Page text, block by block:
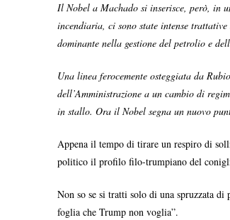
Il Nobel a Machado si inserisce, però, in
incendiaria, ci sono state intense
dominante nella gestione del petrolio e
Una linea ferocemente osteggiata da
dell’Amministrazione a un cambio di
in stallo. Ora il Nobel segna un nuovo
Appena il tempo di tirare un respiro di
politico il profilo filo-trumpiano del
Non so se si tratti solo di una spruzzata
foglia che Trump non voglia”.